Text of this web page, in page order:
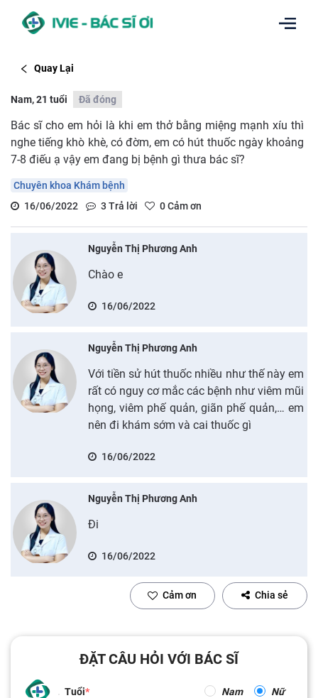
Quay Lại
Nam, 21 tuổi Đã đóng
Bác sĩ cho em hỏi là khi em thở bằng miệng mạnh xíu thì
nghe tiếng khò khè, có đờm, em có hút thuốc ngày khoảng
7-8 điếu ạ vậy em đang bị bệnh gì thưa bác sĩ?
Chuyên khoa Khám bệnh
16/06/2022
3 Trả lời 0Cảm ơn
Nguyễn Thị Phương Anh
Chào e
16/06/2022
Nguyễn Thị Phương Anh
Với tiền sử hút thuốc nhiều như thế này em
rất có nguy cơ mắc các bệnh như viêm mũi
họng, viêm phế quản, giãn phế quản,… em
nên đi khám sớm và cai thuốc gì
16/06/2022
Nguyễn Thị Phương Anh
Đi
16/06/2022
Cảm ơn Chia sẻ
ĐẶT CÂU HỎI VỚI BÁC SĨ
Tuổi Nam Nữ